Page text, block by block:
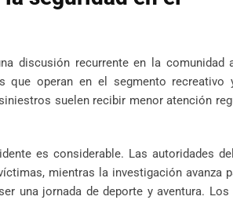
discusión recurrente en la comunidad
que operan en el segmento recreativo
suelen recibir menor atención
es considerable. Las autoridades
mientras la investigación avanza
una jornada de deporte y aventura. Los